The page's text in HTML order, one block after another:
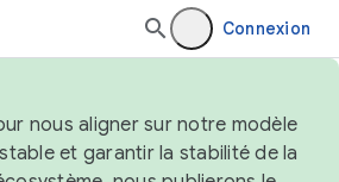
Connexion
nous aligner sur notre modèle
et garantir la stabilité de la